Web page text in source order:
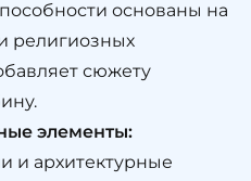
основаны на
религиозных
сюжету
элементы:
и архитектурные